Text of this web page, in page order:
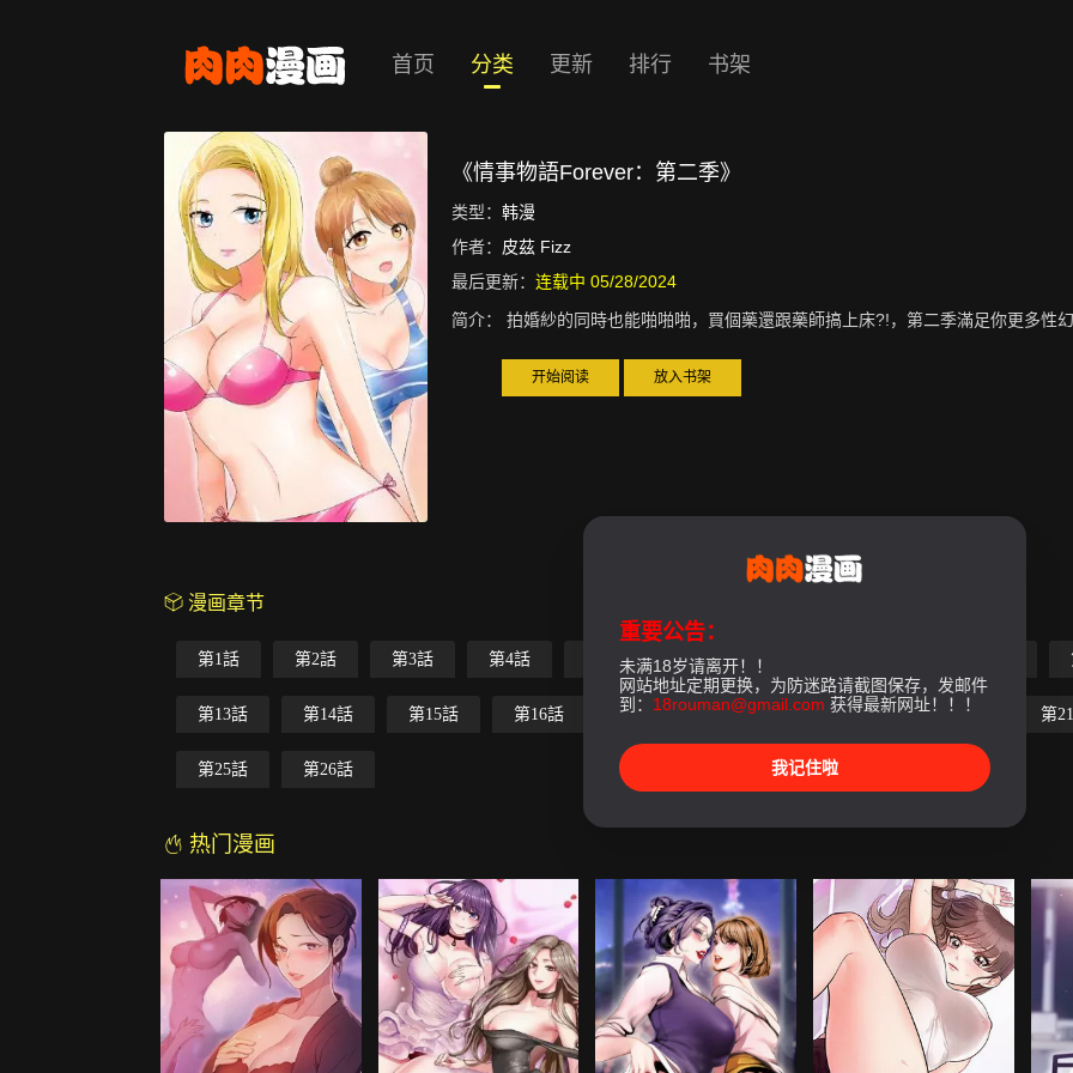
首页 分类 更新 排行 书架
《情事物語Forever：第二季》
类型： 韩漫
作者： 皮茲 Fizz
最后更新： 连载中 05/28/2024
简介：
拍婚紗的同時也能啪啪啪，買個藥還跟藥師搞上床?!，第二季滿足你更多性
开始阅读 放入书架
漫画章节
第1話 第2話 第3話 第4話 第5話 第6話
第13話 第14話 第15話 第16話 第17話 第18話 第19話 第20話 第
第25話 第26話
热门漫画
重要公告：
未满18岁请离开！！
网站地址定期更换，为防迷路请截图保存，发邮件
到： 18rouman@gmail.com 获得最新网址！！！
我记住啦